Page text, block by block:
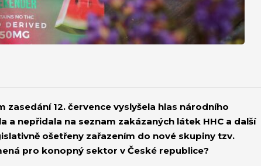
zasedání 12. července vyslyšela hlas národního
nepřidala na seznam zakázaných látek HHC a další
ošetřeny zařazením do nové skupiny tzv.
pro konopný sektor v České republice?